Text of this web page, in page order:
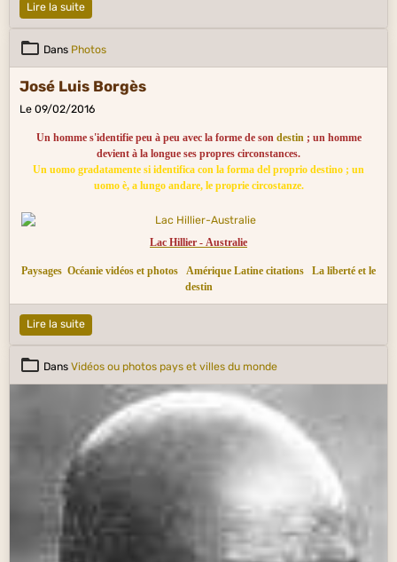
Lire la suite
Dans Photos
José Luis Borgès
Le 09/02/2016
Un homme s'identifie peu à peu avec la forme de son destin ; un homme
devient à la longue ses propres circonstances.
Un uomo gradatamente si identifica con la forma del proprio destino ; un
uomo è, a lungo andare, le proprie circostanze.
Lac Hillier - Australie
Paysages Océanie vidéos et photos Amérique Latine citations
La liberté et le
destin
Lire la suite
Dans Vidéos ou photos pays et villes du monde